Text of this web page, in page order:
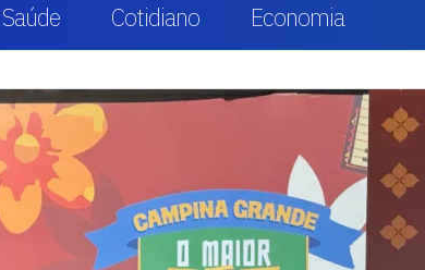
Saúde Cotidiano Economia